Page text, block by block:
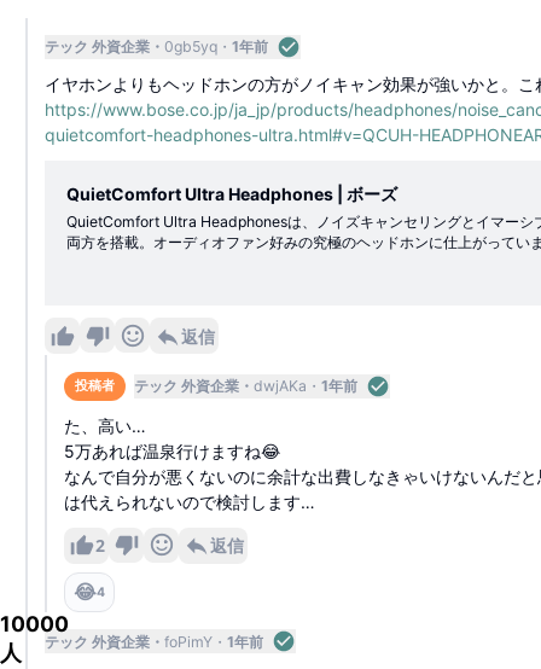
10000
人
のと思われます。私はどちらかといえば陰キ
った時もそんなにテンションは高くなかった
た。今のチームの環境は、正直なところ集中
ます。ヘッドフォンやイヤフォンをずっとつ
ので作業中にあまり長時間はつけたくありま
ペースで作業することもできますが、ラップ
くならないヘッドフォンを探すしかないでし
があればアドバイスください。
テック 外資企業 0gb5yq 1年前
イヤホンよりもヘッドホンの方がノイキャン効果が強いかと。こ
https://www.bose.co.jp/ja_jp/products/headphones/
quietcomfort-headphones-ultra.html#v=QCUH-
QuietComfort Ultra Headphones | ボーズ
QuietComfort Ultra Headphonesは、ノイズキャンセリングとイマーシ
両方を搭載。オーディオファン好みの究極のヘッドホンに仕上がってい
返信
投稿者 テック 外資企業 dwjAKa 1年前
た、高い…
5万あれば温泉行けますね😂
なんで自分が悪くないのに余計な出費しなきゃいけないんだ
は代えられないので検討します…
2 返信
😂4
テック 外資企業 foPimY 1年前